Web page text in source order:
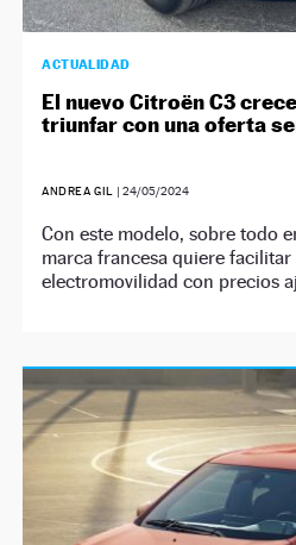
ACTUALIDAD
El nuevo Citroën C3
triunfar con una oferta
ANDREA GIL | 24/05/2024
Con este modelo, sobre todo
marca francesa quiere facilitar
electromovilidad con precios